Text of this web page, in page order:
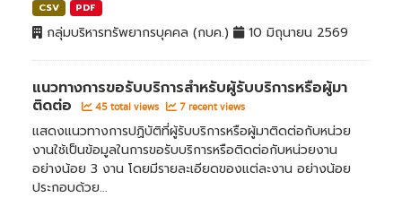
CSV PDF
กลุ่มบริหารทรัพยากรบุคคล (กบค.) 10 มิถุนายน 2569
แนวทางการขอรับบริการสำหรับผู้รับบริการหรือผู้มา
ติดต่อ
45 total views 7 recent views
แสดงแนวทางการปฏิบัติที่ผู้รับบริการหรือผู้มาติดต่อกับหน่วย
งานใช้เป็นข้อมูลในการขอรับบริการหรือติดต่อกับหน่วยงาน
อย่างน้อย 3 งาน โดยมีรายละเอียดของแต่ละงาน อย่างน้อย
ประกอบด้วย...